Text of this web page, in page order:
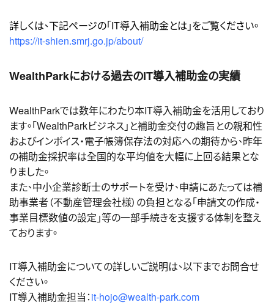
詳しくは、下記ページの「IT導入補助金とは」をご覧ください。
https://it-shien.smrj.go.jp/about/
WealthParkにおける過去のIT導入補助金の実績
WealthParkでは数年にわたり本IT導入補助金を活用しており
ます。「WealthParkビジネス」と補助金交付の趣旨との親和性
およびインボイス・電子帳簿保存法の対応への期待から、昨年
の補助金採択率は全国的な平均値を大幅に上回る結果とな
りました。
また、中小企業診断士のサポートを受け、申請にあたっては補
助事業者（不動産管理会社様）の負担となる「申請文の作成・
事業目標数値の設定」等の一部手続きを支援する体制を整え
ております。
IT導入補助金についての詳しいご説明は、以下までお問合せ
ください。
IT導入補助金担当：it-hojo@wealth-park.com